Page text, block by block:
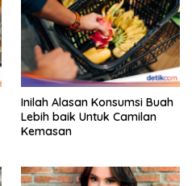
Inilah Alasan Konsumsi Buah
Lebih baik Untuk Camilan
Kemasan